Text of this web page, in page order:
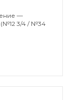
—
3/4 / №34